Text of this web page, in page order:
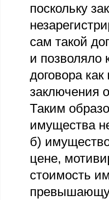
поскольку
сам такой
и позволяло
договора
заключения
Таким
имущества
б)
цене,
стоимость